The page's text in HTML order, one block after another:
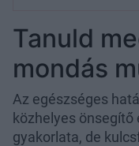
Tanuld
mondás
Az egészséges
közhelyes önsegítő
gyakorlata, de